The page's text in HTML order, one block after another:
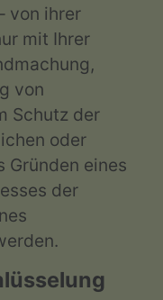
von ihrer
mit Ihrer
von
Schutz der
oder
Gründen eines
der